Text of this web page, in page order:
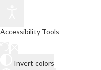
Accessibility Tools
Invert colors